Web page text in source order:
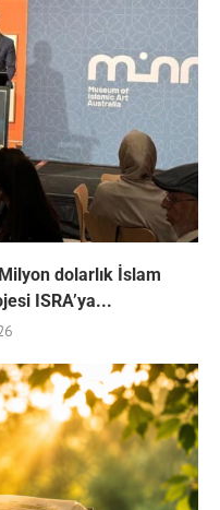
dolarlık İslam
ISRA’ya...